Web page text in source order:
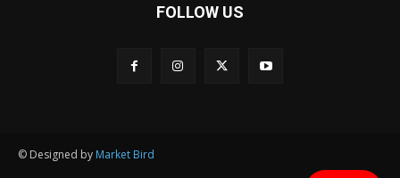
FOLLOW US
© Designed by Market Bird